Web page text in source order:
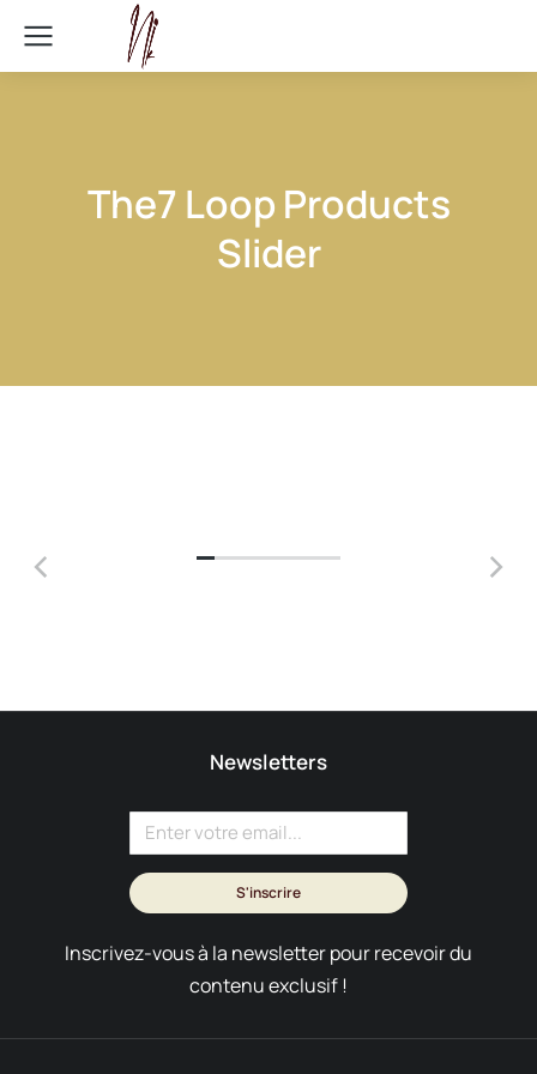
The7 Loop Products
Slider
Newsletters
S'inscrire
Inscrivez-vous à la newsletter pour recevoir du
contenu exclusif !